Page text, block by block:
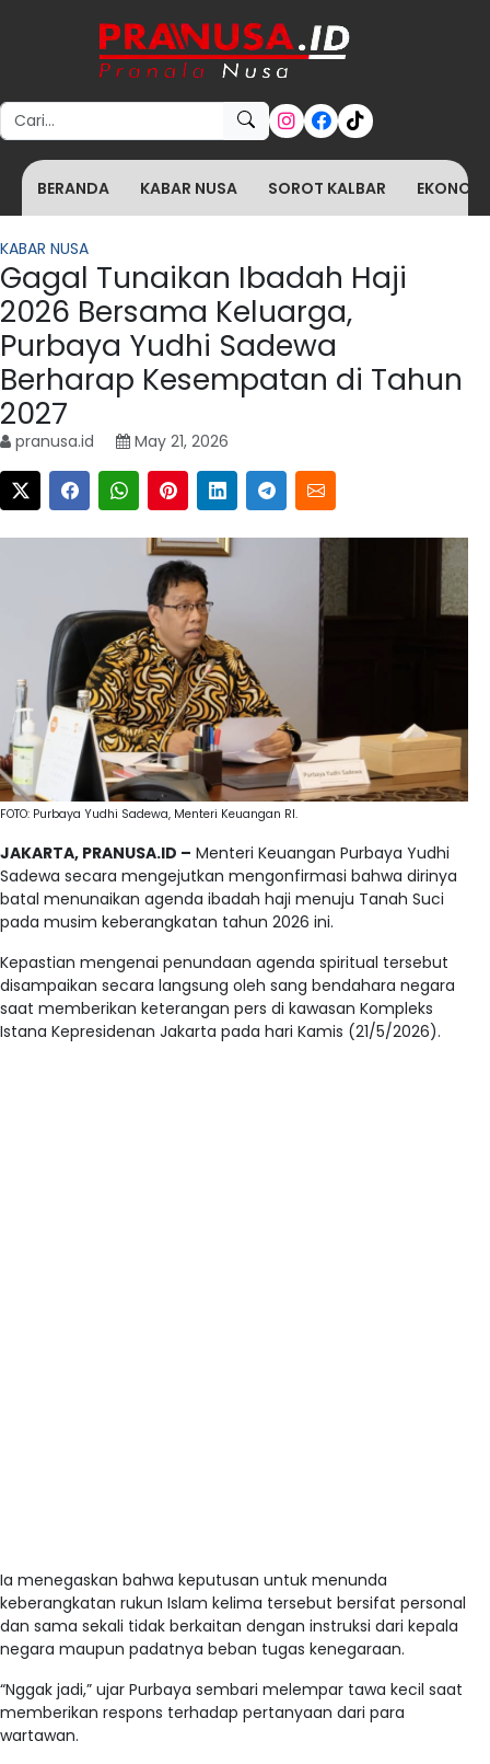
Search for:
BERANDA KABAR NUSA SOROT KALBAR
KABAR NUSA
Gagal Tunaikan Ibadah Haji
2026 Bersama Keluarga,
Purbaya Yudhi Sadewa
Berharap Kesempatan di Tahun
2027
pranusa.id May 21, 2026
FOTO: Purbaya Yudhi Sadewa, Menteri Keuangan RI.
JAKARTA, PRANUSA.ID – Menteri Keuangan Purbaya Yudhi
Sadewa secara mengejutkan mengonfirmasi bahwa dirinya
batal menunaikan agenda ibadah haji menuju Tanah Suci
pada musim keberangkatan tahun 2026 ini.
Kepastian mengenai penundaan agenda spiritual tersebut
disampaikan secara langsung oleh sang bendahara negara
saat memberikan keterangan pers di kawasan Kompleks
Istana Kepresidenan Jakarta pada hari Kamis (21/5/2026).
Ia menegaskan bahwa keputusan untuk menunda
keberangkatan rukun Islam kelima tersebut bersifat personal
dan sama sekali tidak berkaitan dengan instruksi dari kepala
negara maupun padatnya beban tugas kenegaraan.
“Nggak jadi,” ujar Purbaya sembari melempar tawa kecil saat
memberikan respons terhadap pertanyaan dari para
wartawan.